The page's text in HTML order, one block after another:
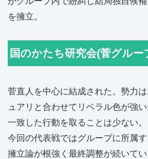
を擁立。
国のかたち研究会(菅グルー
菅直人を中心に結成された。勢力
ュアリと合わせてリベラル色が強
一致した行動を取ることは少ない。
今回の代表戦ではグループに所属
擁立論が根強く最終調整が続いてい